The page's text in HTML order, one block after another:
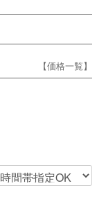
【価格一覧】